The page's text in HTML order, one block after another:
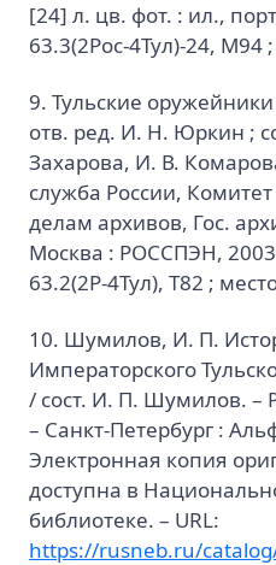
[24] л. цв. фот. : ил.,
63.3(2Рос-4Тул)-24, М94
9. Тульские
отв. ред. И. Н. Юркин ;
Захарова, И. В.
служба России,
делам архивов, Гос.
Москва : РОССПЭН,
63.2(2Р-4Тул), Т82 ;
10. Шумилов, И. П.
Императорского
/ сост. И. П. Шумилов. –
– Санкт-Петербург :
Электронная копия
доступна в
библиотеке. – URL:
https://rusneb.ru/